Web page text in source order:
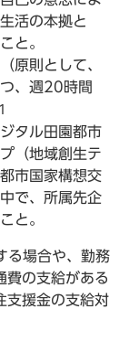
活の本拠と
と。
原則として、
、週20時間
タル田園都市
（地域創生テ
市国家構想交
で、所属先企
と。
る場合や、勤務
費の支給がある
支援金の支給対